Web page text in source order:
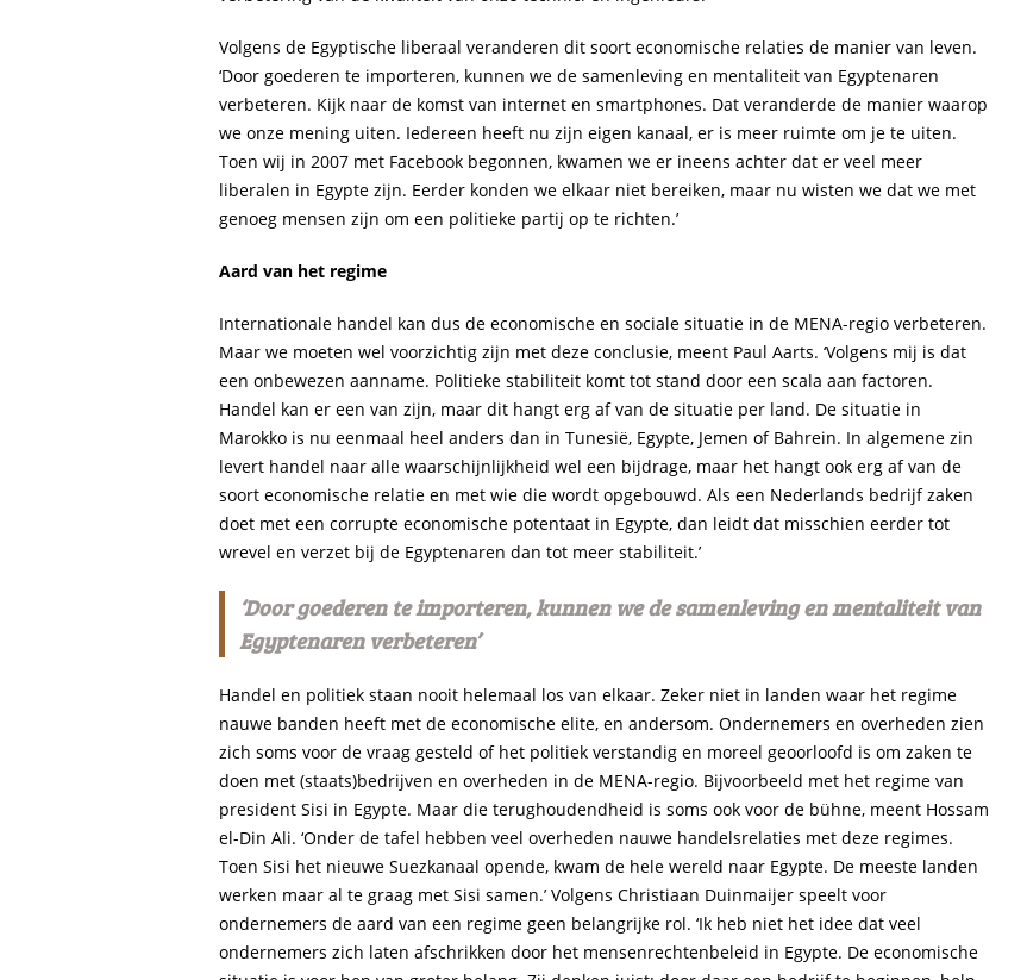
Volgens de Egyptische liberaal veranderen dit soort economische relaties de manier van leven.
‘Door goederen te importeren, kunnen we de samenleving en mentaliteit van Egyptenaren
verbeteren. Kijk naar de komst van internet en smartphones. Dat veranderde de manier waarop
we onze mening uiten. Iedereen heeft nu zijn eigen kanaal, er is meer ruimte om je te uiten.
Toen wij in 2007 met Facebook begonnen, kwamen we er ineens achter dat er veel meer
liberalen in Egypte zijn. Eerder konden we elkaar niet bereiken, maar nu wisten we dat we met
genoeg mensen zijn om een politieke partij op te richten.’
Aard van het regime
Internationale handel kan dus de economische en sociale situatie in de MENA-regio verbeteren.
Maar we moeten wel voorzichtig zijn met deze conclusie, meent Paul Aarts. ‘Volgens mij is dat
een onbewezen aanname. Politieke stabiliteit komt tot stand door een scala aan factoren.
Handel kan er een van zijn, maar dit hangt erg af van de situatie per land. De situatie in
Marokko is nu eenmaal heel anders dan in Tunesië, Egypte, Jemen of Bahrein. In algemene zin
levert handel naar alle waarschijnlijkheid wel een bijdrage, maar het hangt ook erg af van de
soort economische relatie en met wie die wordt opgebouwd. Als een Nederlands bedrijf zaken
doet met een corrupte economische potentaat in Egypte, dan leidt dat misschien eerder tot
wrevel en verzet bij de Egyptenaren dan tot meer stabiliteit.’
‘Door goederen te importeren, kunnen we de samenleving en mentaliteit van
Egyptenaren verbeteren’
Handel en politiek staan nooit helemaal los van elkaar. Zeker niet in landen waar het regime
nauwe banden heeft met de economische elite, en andersom. Ondernemers en overheden zien
zich soms voor de vraag gesteld of het politiek verstandig en moreel geoorloofd is om zaken te
doen met (staats)bedrijven en overheden in de MENA-regio. Bijvoorbeeld met het regime van
president Sisi in Egypte. Maar die terughoudendheid is soms ook voor de bühne, meent Hossam
el-Din Ali. ‘Onder de tafel hebben veel overheden nauwe handelsrelaties met deze regimes.
Toen Sisi het nieuwe Suezkanaal opende, kwam de hele wereld naar Egypte. De meeste landen
werken maar al te graag met Sisi samen.’ Volgens Christiaan Duinmaijer speelt voor
ondernemers de aard van een regime geen belangrijke rol. ‘Ik heb niet het idee dat veel
ondernemers zich laten afschrikken door het mensenrechtenbeleid in Egypte. De economische